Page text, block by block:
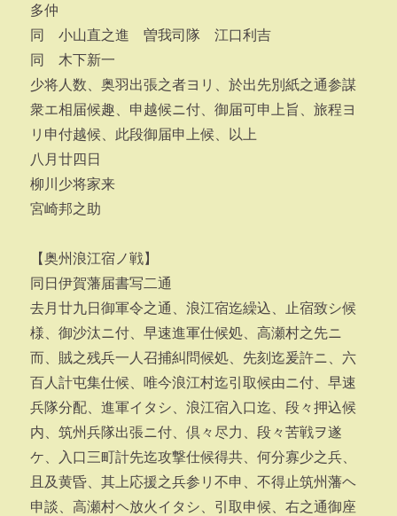
多仲
同 小山直之進 曽我司隊 江口利吉
同 木下新一
少将人数、奥羽出張之者ヨリ、於出先別紙之通参謀
衆エ相届候趣、申越候ニ付、御届可申上旨、旅程ヨ
リ申付越候、此段御届申上候、以上
八月廿四日
柳川少将家来
宮崎邦之助
【奥州浪江宿ノ戦】
同日伊賀藩届書写二通
去月廿九日御軍令之通、浪江宿迄繰込、止宿致シ候
様、御沙汰ニ付、早速進軍仕候処、高瀬村之先ニ
而、賊之残兵一人召捕糾問候処、先刻迄爰許ニ、六
百人計屯集仕候、唯今浪江村迄引取候由ニ付、早速
兵隊分配、進軍イタシ、浪江宿入口迄、段々押込候
内、筑州兵隊出張ニ付、倶々尽力、段々苦戦ヲ遂
ケ、入口三町計先迄攻撃仕候得共、何分寡少之兵、
且及黄昏、其上応援之兵参リ不申、不得止筑州藩ヘ
申談、高瀬村ヘ放火イタシ、引取申候、右之通御座